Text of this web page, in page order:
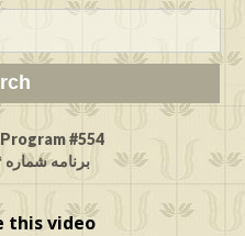
#554
برنامه شماره ۵۵۴ گنج حضور
this video